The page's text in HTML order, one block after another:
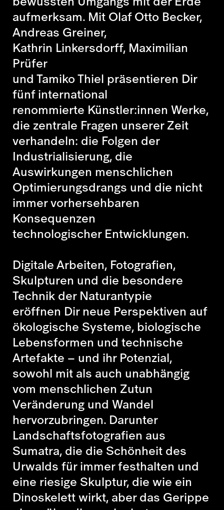
aufmerksam. Mit Olaf Otto Becker,
Andreas Greiner,
Kathrin Linkersdorff, Maximilian
Prüfer
und Tamiko Thiel präsentieren Dir
fünf international
renommierte Künstler:innen Werke,
die zentrale Fragen unserer Zeit
verhandeln: die Folgen der
Industrialisierung, die
Auswirkungen menschlichen
Optimierungsdrangs und die nicht
immer vorhersehbaren
Konsequenzen
technologischer Entwicklungen.
Digitale Arbeiten, Fotografien,
Skulpturen und die besondere
Technik der Naturantypie
eröffnen Dir neue Perspektiven auf
ökologische Systeme, biologische
Lebensformen und technische
Artefakte – und ihr Potenzial,
sowohl mit als auch unabhängig
vom menschlichen Zutun
Veränderung und Wandel
hervorzubringen. Darunter
Landschaftsfotografien aus
Sumatra, die die Schönheit des
Urwalds für immer festhalten und
eine riesige Skulptur, die wie ein
Dinoskelett wirkt, aber das Gerippe